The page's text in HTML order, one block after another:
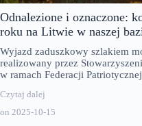
Odnalezione i oznaczone:
roku na Litwie w naszej
on 2025-10-15
Wyjazd zaduszkowy szlakiem
realizowany przez
w ramach Federacji
Czytaj dalej